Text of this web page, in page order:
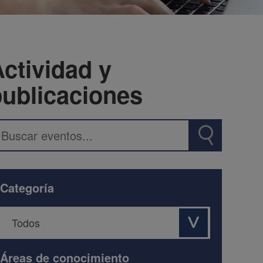
y
Categoría
Áreas de conocimiento